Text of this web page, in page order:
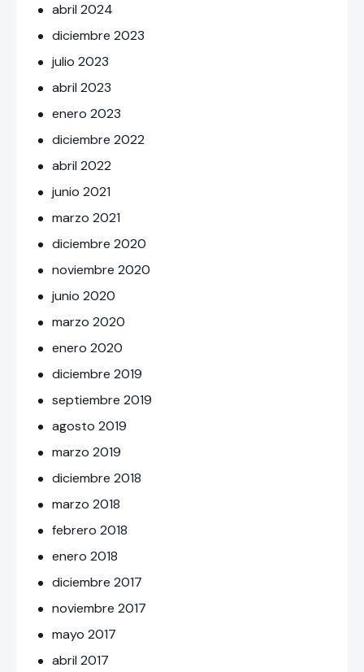
abril2024
diciembre2023
julio2023
abril2023
enero2023
diciembre2022
abril2022
junio2021
marzo2021
diciembre2020
noviembre2020
junio2020
marzo2020
enero2020
diciembre2019
septiembre2019
agosto2019
marzo2019
diciembre2018
marzo2018
febrero2018
enero2018
diciembre2017
noviembre2017
mayo2017
abril2017